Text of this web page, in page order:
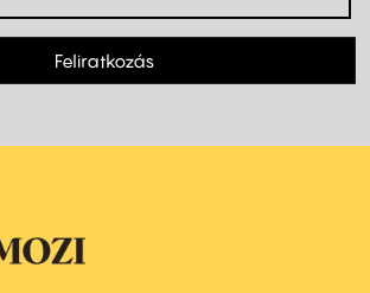
Feliratkozás